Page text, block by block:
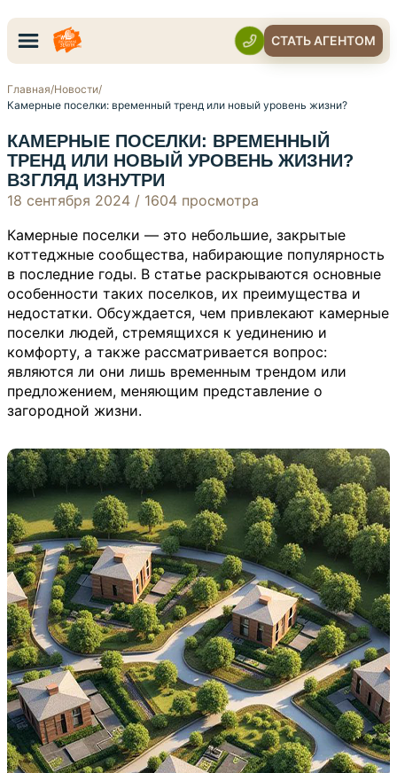
СТАТЬ АГЕНТОМ
Главная/Новости/
Камерные поселки: временный тренд или новый уровень жизни?
КАМЕРНЫЕ ПОСЕЛКИ: ВРЕМЕННЫЙ
ТРЕНД ИЛИ НОВЫЙ УРОВЕНЬ ЖИЗНИ?
ВЗГЛЯД ИЗНУТРИ
18 сентября 2024 / 1604 просмотра
Камерные поселки — это небольшие, закрытые
коттеджные сообщества, набирающие популярность
в последние годы. В статье раскрываются основные
особенности таких поселков, их преимущества и
недостатки. Обсуждается, чем привлекают камерные
поселки людей, стремящихся к уединению и
комфорту, а также рассматривается вопрос:
являются ли они лишь временным трендом или
предложением, меняющим представление о
загородной жизни.